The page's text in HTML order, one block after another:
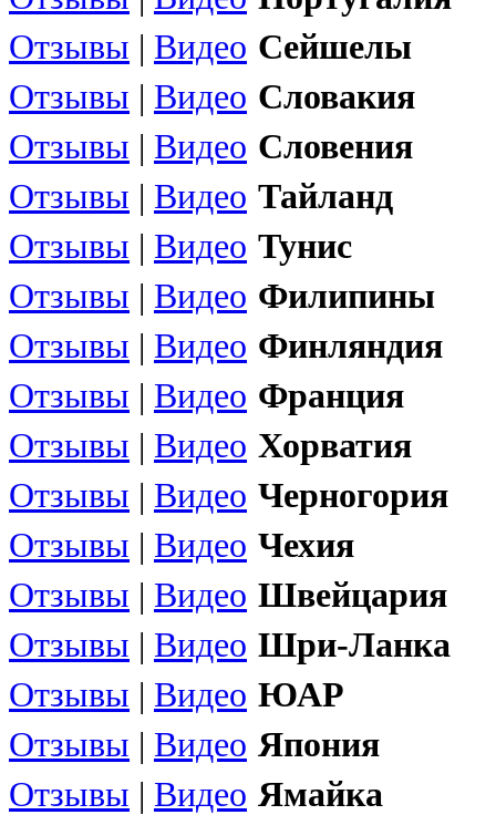
Отзывы | Видео Сейшелы
Отзывы | Видео Словакия
Отзывы | Видео Словения
Отзывы | Видео Тайланд
Отзывы | Видео Тунис
Отзывы | Видео Филипины
Отзывы | Видео Финляндия
Отзывы | Видео Франция
Отзывы | Видео Хорватия
Отзывы | Видео Черногория
Отзывы | Видео Чехия
Отзывы | Видео Швейцария
Отзывы | Видео Шри-Ланка
Отзывы | Видео ЮАР
Отзывы | Видео Япония
Отзывы | Видео Ямайка